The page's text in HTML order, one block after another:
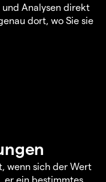
Analysen direkt
dort, wo Sie sie
wenn sich der Wert
er ein bestimmtes